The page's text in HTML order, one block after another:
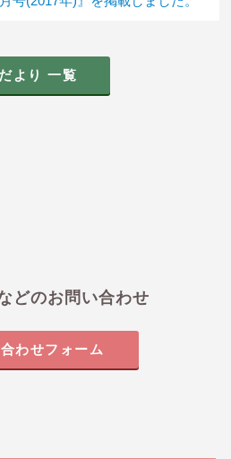
より 一覧
どのお問い合わせ
わせフォーム